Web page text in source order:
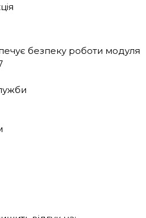
безпеку роботи модуля